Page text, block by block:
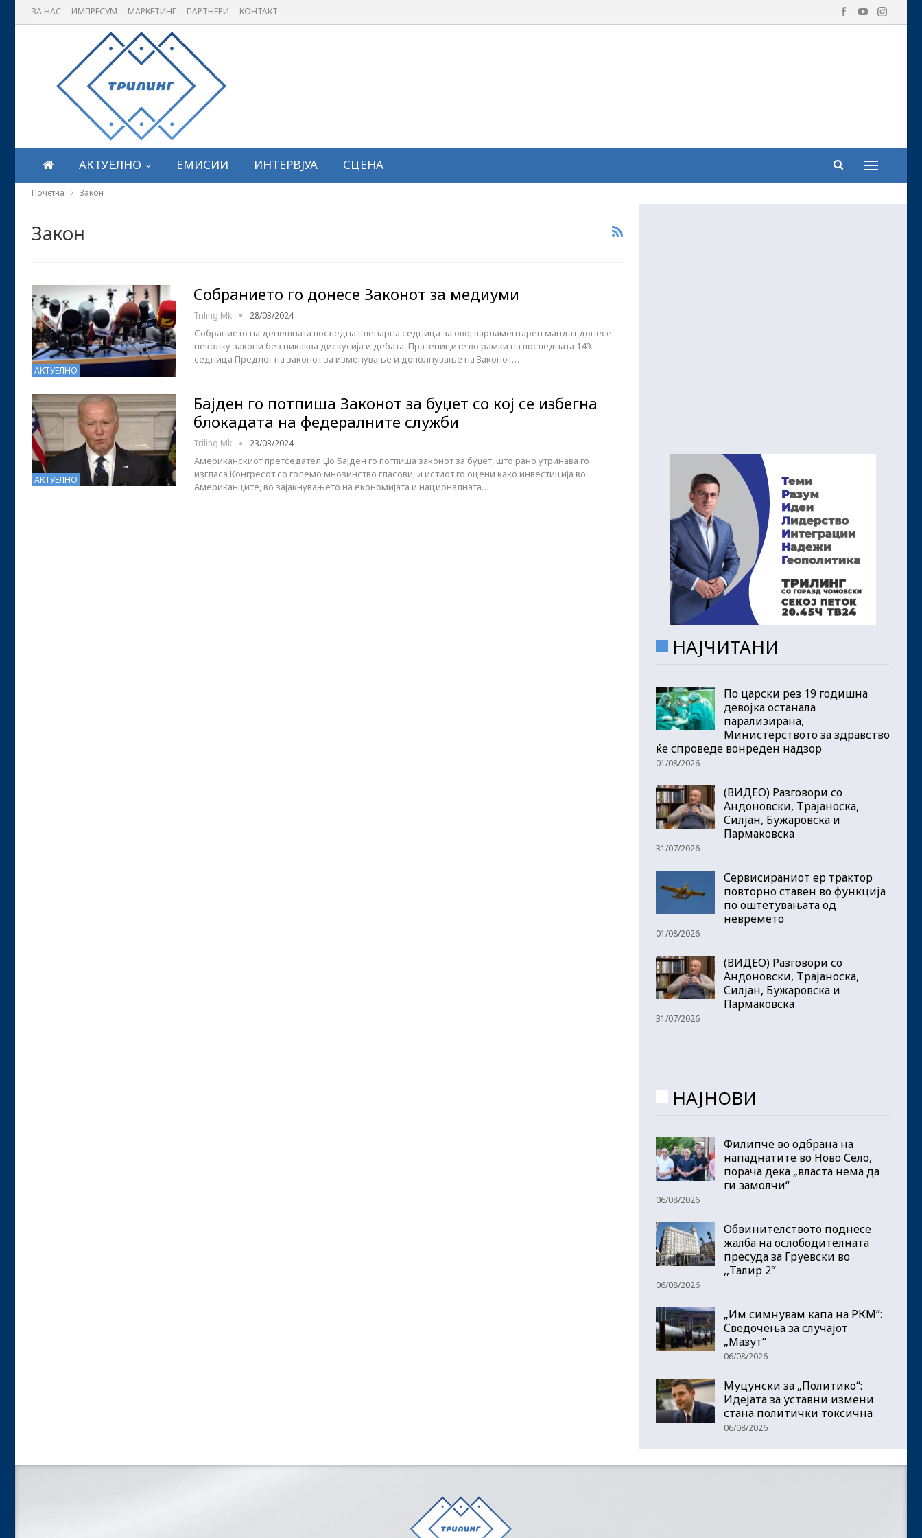
ЗА НАС ИМПРЕСУМ МАРКЕТИНГ ПАРТНЕРИ КОНТАКТ
АКТУЕЛНО ЕМИСИИ ИНТЕРВЈУА СЦЕНА
Почетна Закон
Закон
АКТУЕЛНО
Собранието го донесе Законот за медиуми
Triling Mk 28/03/2024
Собранието на денешната последна пленарна седница за овој парламентарен мандат донесе
неколку закони без никаква дискусија и дебата. Пратениците во рамки на последната 149.
седница Предлог на законот за изменување и дополнување на Законот…
АКТУЕЛНО
Бајден го потпиша Законот за буџет со кој се избегна
блокадата на федералните служби
Triling Mk 23/03/2024
Американскиот претседател Џо Бајден го потпиша законот за буџет, што рано утринава го
изгласа Конгресот со големо мнозинство гласови, и истиот го оцени како инвестиција во
Американците, во зајакнувањето на економијата и националната…
НАЈЧИТАНИ
По царски рез 19 годишна
девојка останала
парализирана,
Министерството за здравство
ќе спроведе вонреден надзор
01/08/2026
(ВИДЕО) Разговори со
Андоновски, Трајаноска,
Силјан, Бужаровска и
Пармаковска
31/07/2026
Сервисираниот ер трактор
повторно ставен во функција
по оштетувањата од
невремето
01/08/2026
(ВИДЕО) Разговори со
Андоновски, Трајаноска,
Силјан, Бужаровска и
Пармаковска
31/07/2026
НАЈНОВИ
Филипче во одбрана на
нападнатите во Ново Село,
порача дека „власта нема да
ги замолчи“
06/08/2026
Обвинителството поднесе
жалба на ослободителната
пресуда за Груевски во
,,Талир 2″
06/08/2026
„Им симнувам капа на РКМ“:
Сведочења за случајот
„Мазут“
06/08/2026
Муцунски за „Политико“:
Идејата за уставни измени
стана политички токсична
06/08/2026